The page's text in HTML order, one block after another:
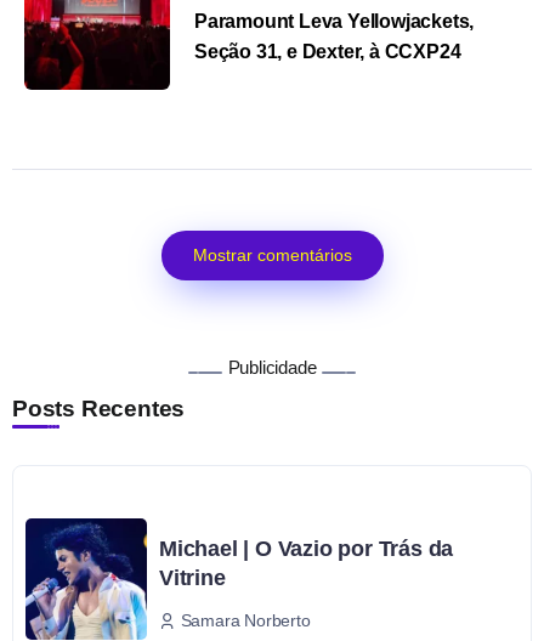
Paramount Leva Yellowjackets,
Seção 31, e Dexter, à CCXP24
Mostrar comentários
Publicidade
Posts Recentes
Michael | O Vazio por Trás da
Vitrine
Samara Norberto